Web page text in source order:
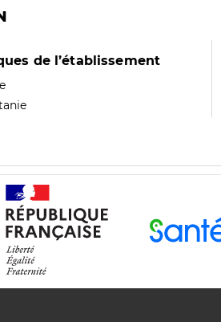
de l’établissement